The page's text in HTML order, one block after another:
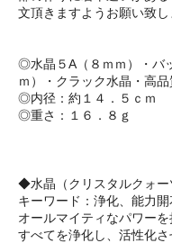
文頂きますようお願い致し
◎水晶５A（８ｍｍ）・バ
ｍ）・クラック水晶・高
◎内径：約１４．５ｃｍ
◎重さ：１６．８ｇ
◆水晶（クリスタルクォ
キーワード：浄化、能力開
オールマイティなパワーを
すべてを浄化し、活性化